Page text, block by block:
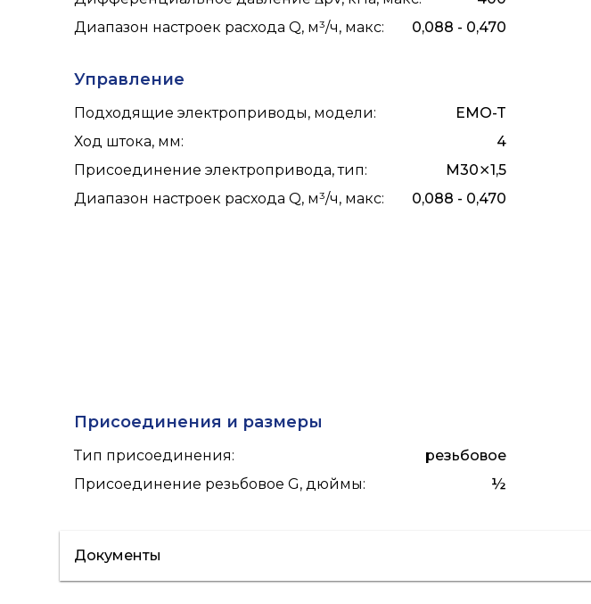
Диапазон настроек расхода Q, м³/ч, макс: 0,088 - 0,470
Управление
Подходящие электроприводы, модели:
EMO-T
Ход штока, мм:
4
Присоединение электропривода, тип:
M30⨯1,5
Диапазон настроек расхода Q, м³/ч, макс: 0,088 - 0,470
Присоединения и размеры
Тип присоединения:
резьбовое
Присоединение резьбовое G, дюймы: ½
Документы